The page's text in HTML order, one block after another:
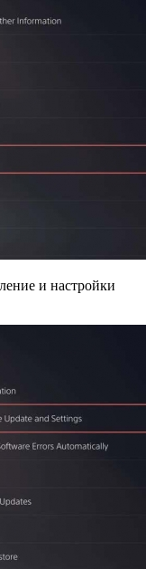
и настройки